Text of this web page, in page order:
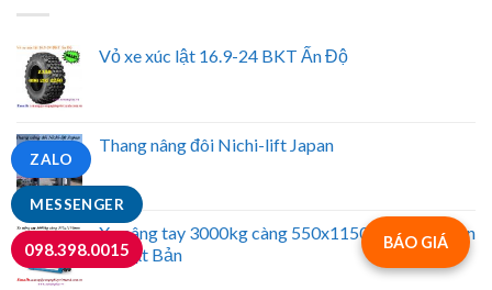
MESSENGER
ZALO
098.398.0015
Vỏ xe xúc lật 16.9-24 BKT Ấn Độ
Thang nâng đôi Nichi-lift Japan
Xe nâng tay 3000kg càng 550x1150mm Bishamon
- Nhật Bản
BÁO GIÁ